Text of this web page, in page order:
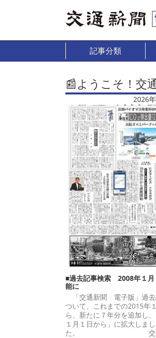
記事分類
📰ようこそ！交
2026
■過去記事検索 2008年１月
能に
「交通新聞 電子版」過去
ついて、これまでの2015年
ら、新たに７年分を追加し
１月１日から」に拡大しまし
た。 交通新